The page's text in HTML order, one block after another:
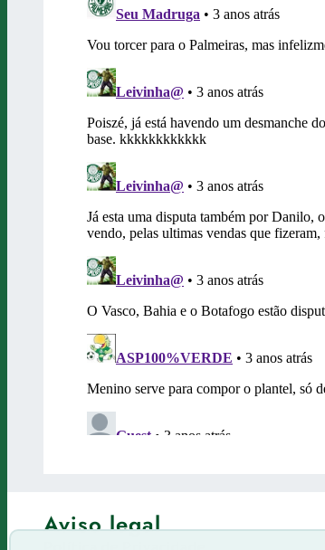
Aviso legal